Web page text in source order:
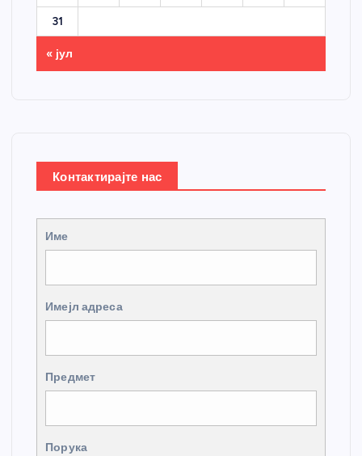
31
« јул
Контактирајте нас
Име
Имејл адреса
Предмет
Порука